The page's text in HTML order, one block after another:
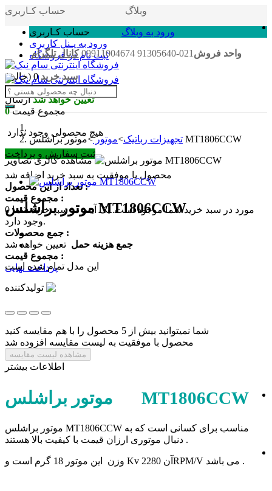
حساب کـاربری
حساب کـاربری
ورود به پـنل کاربری
ثبت نام در فروشگاه
سبد خرید 0 (خالی)
سبد خرید
تعیین خواهد شدارسال
0 مجموع قیمت
هیچ محصولی وجود ندارد
ثبت سفارش و پرداخت
محصول با موفقیت به سبد خرید اضافه شد
تعداد از این محصول :
مجموع قیمت :
0
مورد در سبد خرید شما موجود است. یک آیتم در سبد خرید شما
وجود دارد.
جمع محصولات :
جمع هزینه حمل تعیین خواهد شد
مجموع قیمت :
پرداخت نهایی
وبلاگ
ورود به وبلاگ
واحد فروش 021-91305640 09911004674 کانال تلگرام
تجهیزات رباتیک>موتور> موتور براشلس MT1806CCW
مشاهده گالری تصاویر
موتور براشلس MT1806CCW
این مدل تمام شده است
تولیدکننده
شما نمیتوانید بیش از 5 محصول را با هم مقایسه کنید
محصول با موفقیت به لیست مقایسه افزوده شد
مشاهده لیست مقایسه
اطلاعات بیشتر
موتور براشلس MT1806CCW
موتور براشلس MT1806CCW مناسب برای کسانی است که به
دنبال موتوری ارزان قیمت با کیفیت بالا هستند .
وزن این موتور 18 گرم است و Kv آن 2280RPM/V می باشد .